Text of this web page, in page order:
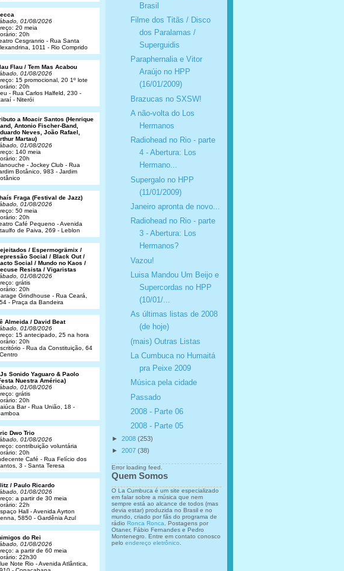
Brasil
Filme dos Titãs / Disco
dos Paralamas /
Superguidis
Paraphernalia e Vitor
Araújo no HPP
(16/01/2009)
Brazucas no SXSW!
A não-volta do Los
Hermanos
Radiohead no Rio - parte
4 - Abertura: Los
Hermano...
Supergalo no HPP
(11/01/2009)
Janeiro apronta de novo...
Radiohead no Rio - parte
3 - Abertura: Los
Hermanos?
Vazou!
Luisa Mandou Um Beijo e
Supercordas no HPP
(10/01/...
As últimas listas de 2008
(de hoje)
(mais) Outras Listas
La Cumbuca no Humaitá
pra Peixe 2009
Música pela cidade
Passado
2008 - Parte 06
2008 - Parte 05
► 2008 (253)
► 2007 (38)
Error loading feed.
Quem Somos
O La Cumbuca é um site especializado
em falar sobre a música que nem
sempre está ao alcance de todos (mas
devia estar) produzida no Brasil e no
mundo, criado por fãs do programa de
rádio Ronca Ronca . Postagens por
Otaner, Fábio Fernandes e Pedro
Montenegro. Entre em contato conosco
pelo endereço eletrônico
01/08/2026
20 meia
20h
Cesgranrio - Rua Santa
1011 - Rio Comprido
Flau / Tem Mas Acabou
01/08/2026
15 promocional, 20 1º lote
20h
- Rua Carlos Halfeld, 230 -
- Niterói
a Moacir Santos (Henrique
Antonio Fischer-Band,
Neves, João Rafael,
Martau)
01/08/2026
140 meia
20h
- Jockey Club - Rua
Botânico, 983 - Jardim
Fraga (Festival de Jazz)
01/08/2026
50 meia
20h
Café Pequeno - Avenida
de Paiva, 269 - Leblon
/ Espermogrämix /
Social / Black Out /
Social / Mundo no Kaos /
Resista / Vigaristas
01/08/2026
grátis
20h
Grindhouse - Rua Ceará,
- Praça da Bandeira
Almeida / David Beat
01/08/2026
15 antecipado, 25 na hora
20h
- Rua da Constituição, 64
Sonido Yaguaro & Paolo
Nuestra América)
01/08/2026
grátis
20h
Bar - Rua União, 18 -
Dwo Trio
01/08/2026
contribuição voluntária
20h
Café - Rua Felício dos
3 - Santa Teresa
/ Paulo Ricardo
01/08/2026
a partir de 30 meia
22h
Hall - Avenida Ayrton
5850 - Gardênia Azul
do Rei
01/08/2026
a partir de 60 meia
22h30
Note Rio - Avenida Atlântica,